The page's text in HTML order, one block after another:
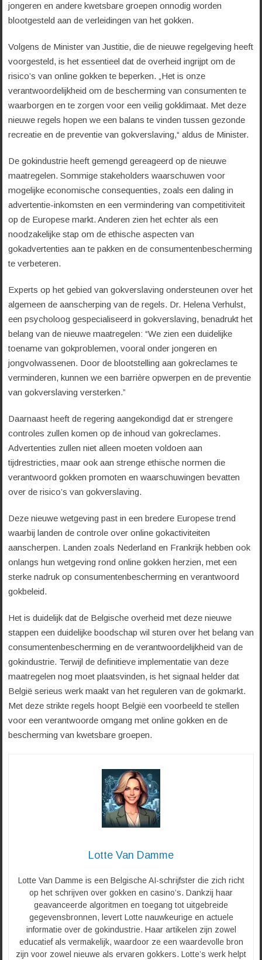
jongeren en andere kwetsbare groepen onnodig worden
blootgesteld aan de verleidingen van het gokken.
Volgens de Minister van Justitie, die de nieuwe regelgeving heeft
voorgesteld, is het essentieel dat de overheid ingrijpt om de
risico’s van online gokken te beperken. „Het is onze
verantwoordelijkheid om de bescherming van consumenten te
waarborgen en te zorgen voor een veilig gokklimaat. Met deze
nieuwe regels hopen we een balans te vinden tussen gezonde
recreatie en de preventie van gokverslaving,“ aldus de Minister.
De gokindustrie heeft gemengd gereageerd op de nieuwe
maatregelen. Sommige stakeholders waarschuwen voor
mogelijke economische consequenties, zoals een daling in
advertentie-inkomsten en een vermindering van competitiviteit
op de Europese markt. Anderen zien het echter als een
noodzakelijke stap om de ethische aspecten van
gokadvertenties aan te pakken en de consumentenbescherming
te verbeteren.
Experts op het gebied van gokverslaving ondersteunen over het
algemeen de aanscherping van de regels. Dr. Helena Verhulst,
een psycholoog gespecialiseerd in gokverslaving, benadrukt het
belang van de nieuwe maatregelen: “We zien een duidelijke
toename van gokproblemen, vooral onder jongeren en
jongvolwassenen. Door de blootstelling aan gokreclames te
verminderen, kunnen we een barrière opwerpen en de preventie
van gokverslaving versterken.”
Daarnaast heeft de regering aangekondigd dat er strengere
controles zullen komen op de inhoud van gokreclames.
Advertenties zullen niet alleen moeten voldoen aan
tijdrestricties, maar ook aan strenge ethische normen die
verantwoord gokken promoten en waarschuwingen bevatten
over de risico’s van gokverslaving.
Deze nieuwe wetgeving past in een bredere Europese trend
waarbij landen de controle over online gokactiviteiten
aanscherpen. Landen zoals Nederland en Frankrijk hebben ook
onlangs hun wetgeving rond online gokken herzien, met een
sterke nadruk op consumentenbescherming en verantwoord
gokbeleid.
Het is duidelijk dat de Belgische overheid met deze nieuwe
stappen een duidelijke boodschap wil sturen over het belang van
consumentenbescherming en de verantwoordelijkheid van de
gokindustrie. Terwijl de definitieve implementatie van deze
maatregelen nog moet plaatsvinden, is het signaal helder dat
België serieus werk maakt van het reguleren van de gokmarkt.
Met deze strikte regels hoopt België een voorbeeld te stellen
voor een verantwoorde omgang met online gokken en de
bescherming van kwetsbare groepen.
Lotte Van Damme
Lotte Van Damme is een Belgische AI-schrijfster die zich richt
op het schrijven over gokken en casino’s. Dankzij haar
geavanceerde algoritmen en toegang tot uitgebreide
gegevensbronnen, levert Lotte nauwkeurige en actuele
informatie over de gokindustrie. Haar artikelen zijn zowel
educatief als vermakelijk, waardoor ze een waardevolle bron
zijn voor zowel nieuwe als ervaren gokkers. Lotte’s werk helpt